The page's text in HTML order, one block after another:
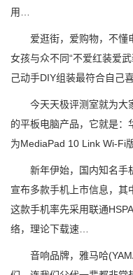
用…
爱逛街，爱购物，不懂
女孩与众不同“不爱红装爱
己动手DIY组装最符合自己
今天天极评测室就为大
的平板电脑产品，它就是
为MediaPad 10 Link Wi-Fi
新年伊始，国内知名手
宣布多款手机上市信息，其
这款手机率先采用联通
络，理论下载速…
音响品牌，雅马哈